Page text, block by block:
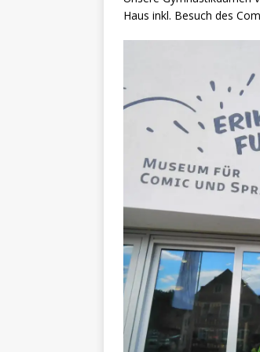
Haus inkl. Besuch des